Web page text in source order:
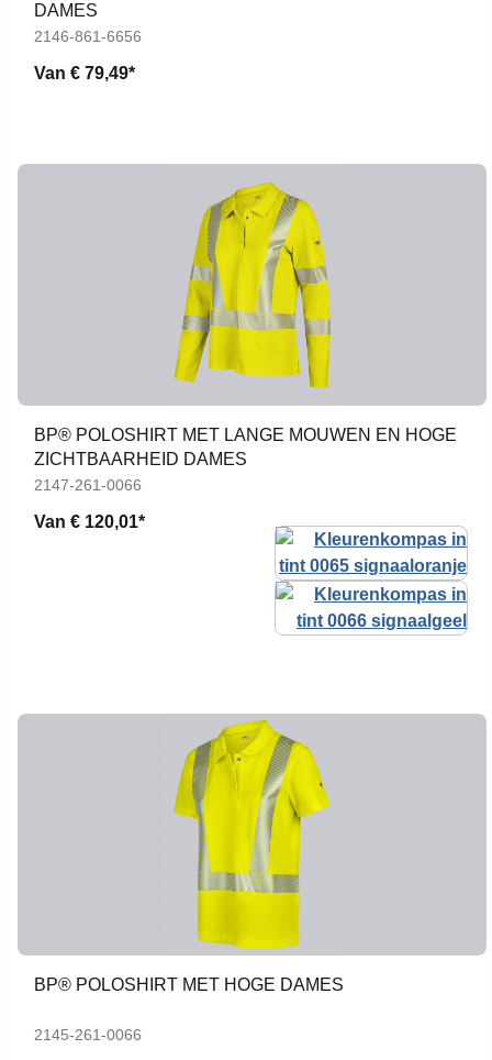
DAMES
2146-861-6656
Van € 79,49*
BP® POLOSHIRT MET LANGE MOUWEN EN HOGE
ZICHTBAARHEID DAMES
2147-261-0066
Van € 120,01*
BP® POLOSHIRT MET HOGE DAMES
2145-261-0066